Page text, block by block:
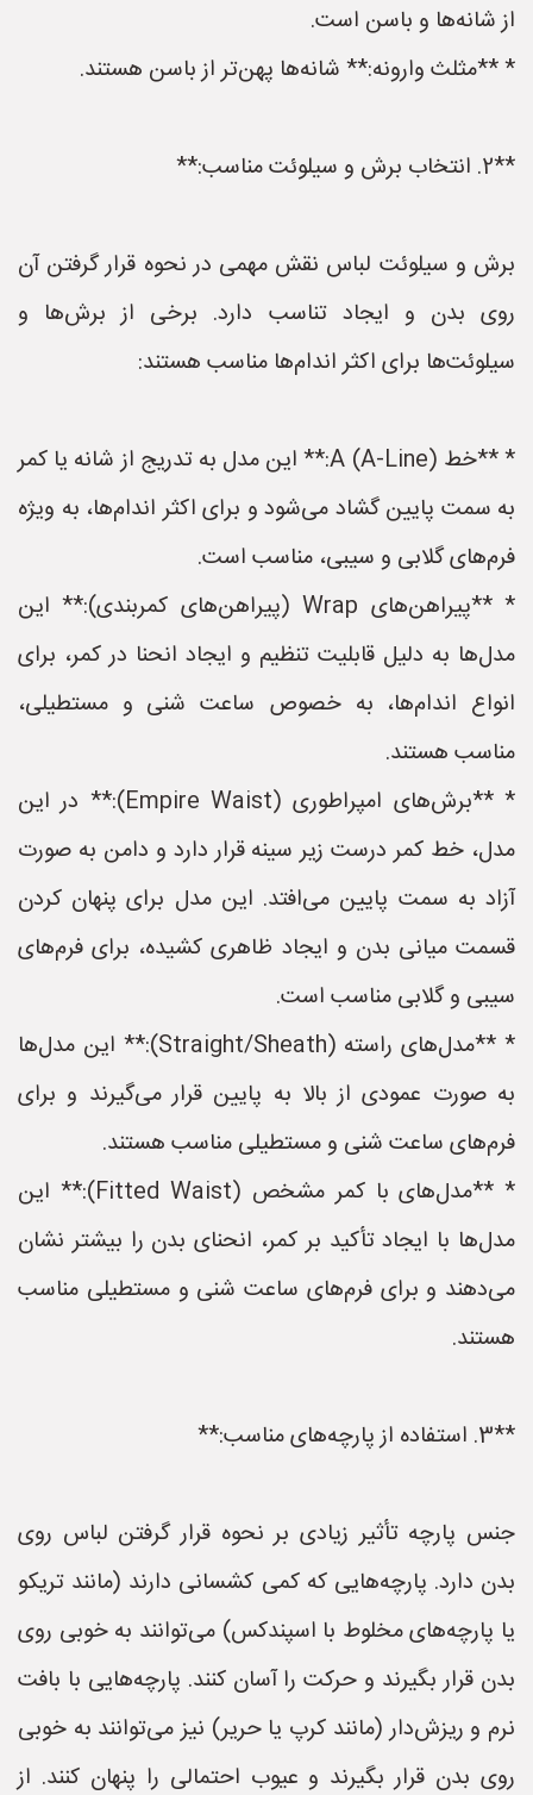
از شانه‌ها و باسن است.
* **مثلث وارونه:** شانه‌ها پهن‌تر از باسن هستند.
**2. انتخاب برش و سیلوئت مناسب:**
برش و سیلوئت لباس نقش مهمی در نحوه قرار گرفتن آن
روی بدن و ایجاد تناسب دارد. برخی از برش‌ها و
سیلوئت‌ها برای اکثر اندام‌ها مناسب هستند:
* **خط A (A-Line):** این مدل به تدریج از شانه یا کمر
به سمت پایین گشاد می‌شود و برای اکثر اندام‌ها، به ویژه
فرم‌های گلابی و سیبی، مناسب است.
* **پیراهن‌های Wrap (پیراهن‌های کمربندی):** این
مدل‌ها به دلیل قابلیت تنظیم و ایجاد انحنا در کمر، برای
انواع اندام‌ها، به خصوص ساعت شنی و مستطیلی،
مناسب هستند.
* **برش‌های امپراطوری (Empire Waist):** در این
مدل، خط کمر درست زیر سینه قرار دارد و دامن به صورت
آزاد به سمت پایین می‌افتد. این مدل برای پنهان کردن
قسمت میانی بدن و ایجاد ظاهری کشیده، برای فرم‌های
سیبی و گلابی مناسب است.
* **مدل‌های راسته (Straight/Sheath):** این مدل‌ها
به صورت عمودی از بالا به پایین قرار می‌گیرند و برای
فرم‌های ساعت شنی و مستطیلی مناسب هستند.
* **مدل‌های با کمر مشخص (Fitted Waist):** این
مدل‌ها با ایجاد تأکید بر کمر، انحنای بدن را بیشتر نشان
می‌دهند و برای فرم‌های ساعت شنی و مستطیلی مناسب
هستند.
**3. استفاده از پارچه‌های مناسب:**
جنس پارچه تأثیر زیادی بر نحوه قرار گرفتن لباس روی
بدن دارد. پارچه‌هایی که کمی کشسانی دارند (مانند تریکو
یا پارچه‌های مخلوط با اسپندکس) می‌توانند به خوبی روی
بدن قرار بگیرند و حرکت را آسان کنند. پارچه‌هایی با بافت
نرم و ریزش‌دار (مانند کرپ یا حریر) نیز می‌توانند به خوبی
روی بدن قرار بگیرند و عیوب احتمالی را پنهان کنند. از